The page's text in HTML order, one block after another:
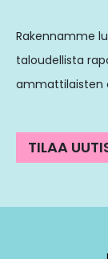
Rakennamme
taloudellista
ammattilaisten
TILAA